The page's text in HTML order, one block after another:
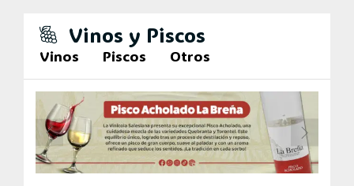
Vinos y Piscos
Vinos Piscos Otros